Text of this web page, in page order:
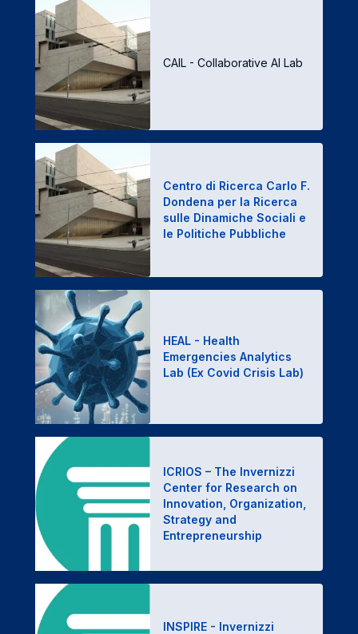
CAIL - Collaborative AI Lab
Centro di Ricerca Carlo F.
Dondena per la Ricerca
sulle Dinamiche Sociali e
le Politiche Pubbliche
HEAL - Health
Emergencies Analytics
Lab (Ex Covid Crisis Lab)
ICRIOS – The Invernizzi
Center for Research on
Innovation, Organization,
Strategy and
Entrepreneurship
INSPIRE - Invernizzi